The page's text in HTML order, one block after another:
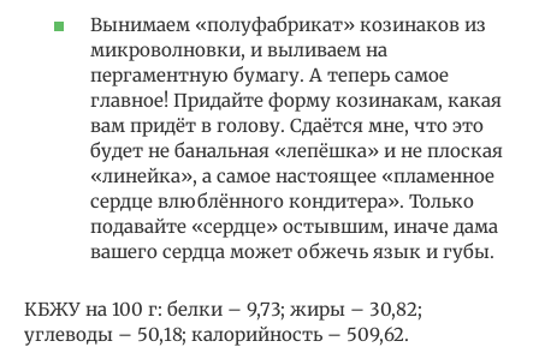
Вынимаем «полуфабрикат» козинаков из
микроволновки, и выливаем на
пергаментную бумагу. А теперь самое
главное! Придайте форму козинакам, какая
вам придёт в голову. Сдаётся мне, что это
будет не банальная «лепёшка» и не плоская
«линейка», а самое настоящее «пламенное
сердце влюблённого кондитера». Только
подавайте «сердце» остывшим, иначе дама
вашего сердца может обжечь язык и губы.
КБЖУ на 100 г: белки – 9,73; жиры – 30,82;
углеводы – 50,18; калорийность – 509,62.